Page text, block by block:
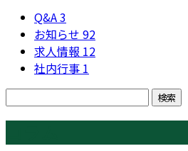
Q&A3
お知らせ 92
求人情報 12
社内行事 1